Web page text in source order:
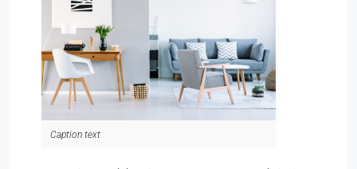
Caption text